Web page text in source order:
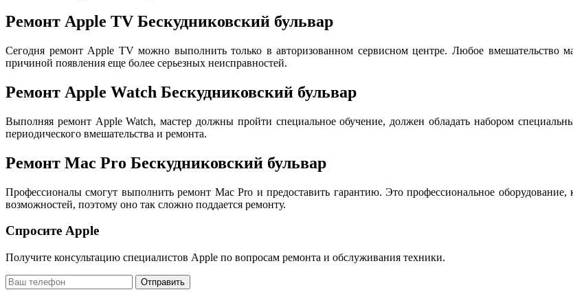
Ремонт Apple TV Бескудниковский бульвар
Сегодня ремонт Apple TV можно выполнить только в авторизованном сервисном центре. Любое вмешательство
причиной появления еще более серьезных неисправностей.
Ремонт Apple Watch Бескудниковский бульвар
Выполняя ремонт Apple Watch, мастер должны пройти специальное обучение, должен обладать набором
периодического вмешательства и ремонта.
Ремонт Mac Pro Бескудниковский бульвар
Профессионалы смогут выполнить ремонт Mac Pro и предоставить гарантию. Это профессиональное
возможностей, поэтому оно так сложно поддается ремонту.
Спросите Apple
Получите консультацию специалистов Apple по вопросам ремонта и обслуживания техники.
Отправить